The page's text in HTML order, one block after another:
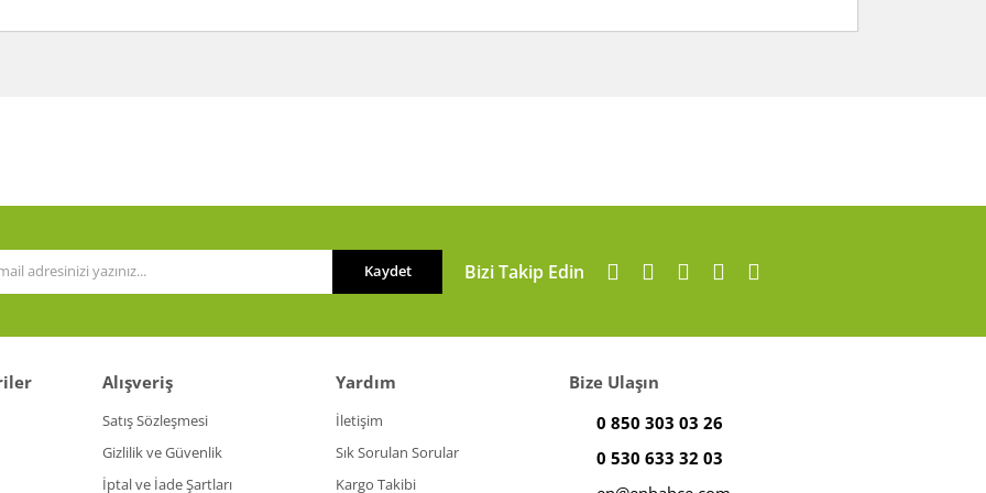
Kaydet Bizi Takip Edin
Alışveriş
Satış Sözleşmesi
Gizlilik ve Güvenlik
İptal ve İade Şartları
Yardım
İletişim
Sık Sorulan Sorular
Kargo Takibi
Bize Ulaşın
0 850 303 03 26
0 530 633 32 03